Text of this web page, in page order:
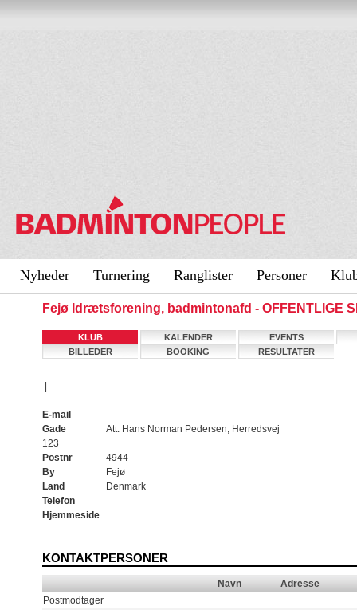
Nyheder Turnering Ranglister Personer
Fejø Idrætsforening, badmintonafd - OFFENTLIGE
KLUB KALENDER
EVENTS
BILLEDER
BOOKING RESULTATER
E-mail
Gade
Att: Hans Norman Pedersen, Herredsvej
123
Postnr
4944
By
Fejø
Land
Denmark
Telefon
Hjemmeside
KONTAKTPERSONER
Navn
Adresse
Postmodtager